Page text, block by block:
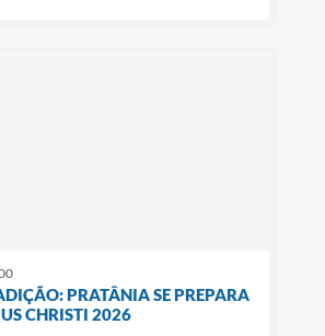
PRATÂNIA SE PREPARA
CHRISTI 2026